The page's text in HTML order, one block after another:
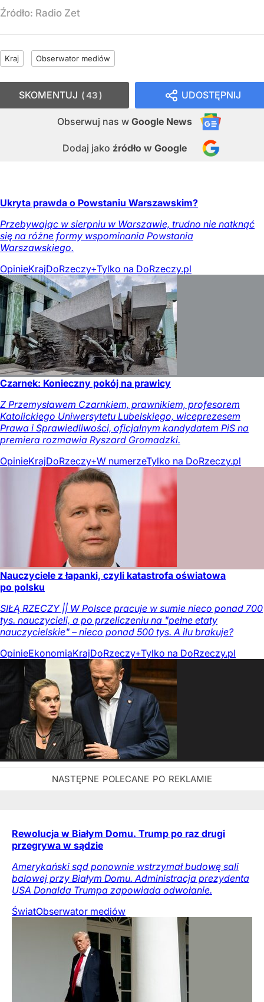
Źródło: Radio Zet
Kraj Obserwator mediów
UDOSTĘPNIJ
Obserwuj nas w Google News
Dodaj jako źródło w Google
SKOMENTUJ 43
Ukryta prawda o Powstaniu Warszawskim?
Przebywając w sierpniu w Warszawie, trudno nie natknąć
się na różne formy wspominania Powstania
Warszawskiego.
OpinieKrajDoRzeczy+Tylko na DoRzeczy.pl
Czarnek: Konieczny pokój na prawicy
Z Przemysławem Czarnkiem, prawnikiem, profesorem
Katolickiego Uniwersytetu Lubelskiego, wiceprezesem
Prawa i Sprawiedliwości, oficjalnym kandydatem PiS na
premiera rozmawia Ryszard Gromadzki.
OpinieKrajDoRzeczy+W numerzeTylko na DoRzeczy.pl
Nauczyciele z łapanki, czyli katastrofa oświatowa
po polsku
SIŁĄ RZECZY || W Polsce pracuje w sumie nieco ponad 700
tys. nauczycieli, a po przeliczeniu na "pełne etaty
nauczycielskie" – nieco ponad 500 tys. A ilu brakuje?
OpinieEkonomiaKrajDoRzeczy+Tylko na DoRzeczy.pl
Rewolucja w Białym Domu. Trump po raz drugi
przegrywa w sądzie
Amerykański sąd ponownie wstrzymał budowę sali
balowej przy Białym Domu. Administracja prezydenta
USA Donalda Trumpa zapowiada odwołanie.
ŚwiatObserwator mediów